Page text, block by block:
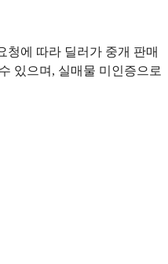
청에 따라 딜러가 중개 판매
있으며, 실매물 미인증으로